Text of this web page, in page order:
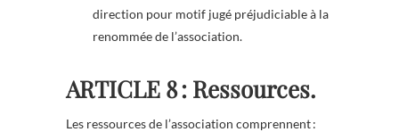
direction pour motif jugé préjudiciable à la
renommée de l’association.
ARTICLE 8 : Ressources.
Les ressources de l’association comprennent :